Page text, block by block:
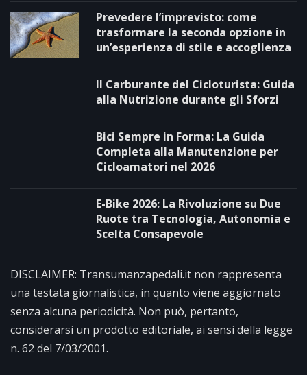
Prevedere l’imprevisto: come
trasformare la seconda opzione in
un’esperienza di stile e accoglienza
Il Carburante del Cicloturista: Guida
alla Nutrizione durante gli Sforzi
Bici Sempre in Forma: La Guida
Completa alla Manutenzione per
Cicloamatori nel 2026
E-Bike 2026: La Rivoluzione su Due
Ruote tra Tecnologia, Autonomia e
Scelta Consapevole
DISCLAIMER: Transumanzapedali.it non rappresenta
una testata giornalistica, in quanto viene aggiornato
senza alcuna periodicità. Non può, pertanto,
considerarsi un prodotto editoriale, ai sensi della legge
n. 62 del 7/03/2001.